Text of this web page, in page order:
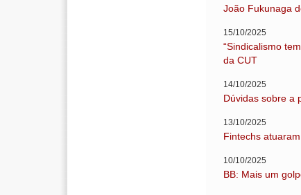
João Fukunaga
15/10/2025
“Sindicalismo
da CUT
14/10/2025
Dúvidas sobre a
13/10/2025
Fintechs
10/10/2025
BB: Mais um